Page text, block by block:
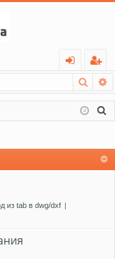
д
ег
ис
тр
к
из tab в dwg/dxf